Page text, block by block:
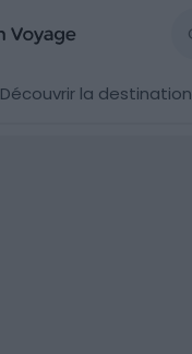
Découvrir la destination